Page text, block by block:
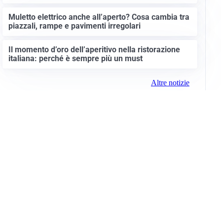
Muletto elettrico anche all’aperto? Cosa cambia tra
piazzali, rampe e pavimenti irregolari
Il momento d’oro dell’aperitivo nella ristorazione
italiana: perché è sempre più un must
Altre notizie